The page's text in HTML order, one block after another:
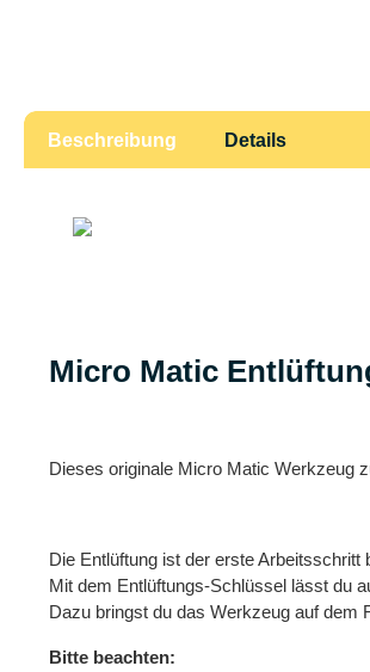
Beschreibung Details
Micro Matic
Dieses originale Micro Matic Werkzeug
Die Entlüftung ist der erste
Mit dem Entlüftungs-Schlüssel lässt du
Dazu bringst du das Werkzeug auf dem
Bitte beachten: